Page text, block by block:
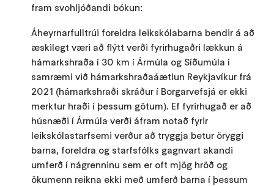
fram svohljóðandi bókun:
Áheyrnarfulltrúi foreldra leikskólabarna bendir á að
æskilegt væri að flýtt verði fyrirhugaðri lækkun á
hámarkshraða í 30 km í Ármúla og Síðumúla í
samræmi við hámarkshraðaáætlun Reykjavíkur frá
2021 (hámarkshraði skráður í Borgarvefsjá er ekki
merktur hraði í þessum götum). Ef fyrirhugað er að
húsnæði í Ármúla verði áfram notað fyrir
leikskólastarfsemi verður að tryggja betur öryggi
barna, foreldra og starfsfólks gagnvart akandi
umferð í nágrenninu sem er oft mjög hröð og
ökumenn reikna ekki með umferð barna í þessum